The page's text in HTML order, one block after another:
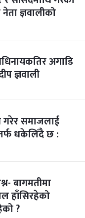
ज्ञवालीको
अगाडि
ज्ञवाली
गरेर समाजलाई
धकेलिँदै छ :
बागमतीमा
हाँसिरहेको
?